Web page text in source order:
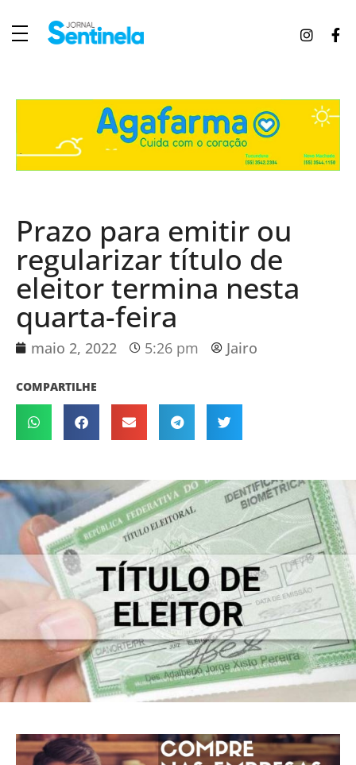
Prazo para emitir ou
regularizar título de
eleitor termina nesta
quarta-feira
maio 2, 2022 5:26 pm Jairo
COMPARTILHE